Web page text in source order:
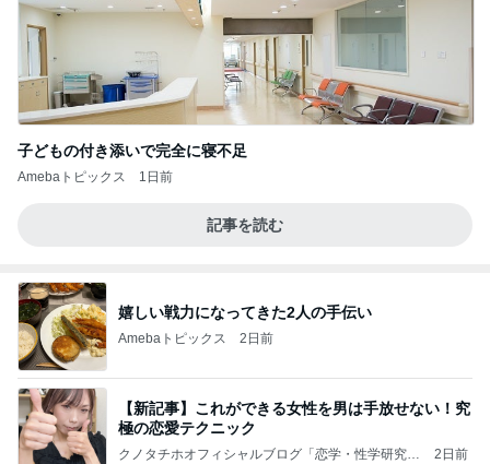
子どもの付き添いで完全に寝不足
Amebaトピックス 1日前
記事を読む
嬉しい戦力になってきた2人の手伝い
Amebaトピックス 2日前
【新記事】これができる女性を男は手放せない！究
極の恋愛テクニック
クノタチホオフィシャルブログ「恋学・性学研究
2日前